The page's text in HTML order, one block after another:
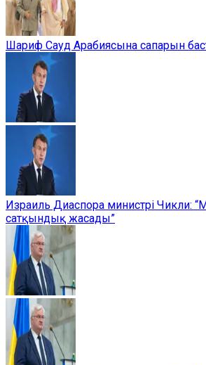
Шариф Сауд Арабиясына сапарын
Израиль Диаспора министрі Чикли:
сатқындық жасады”